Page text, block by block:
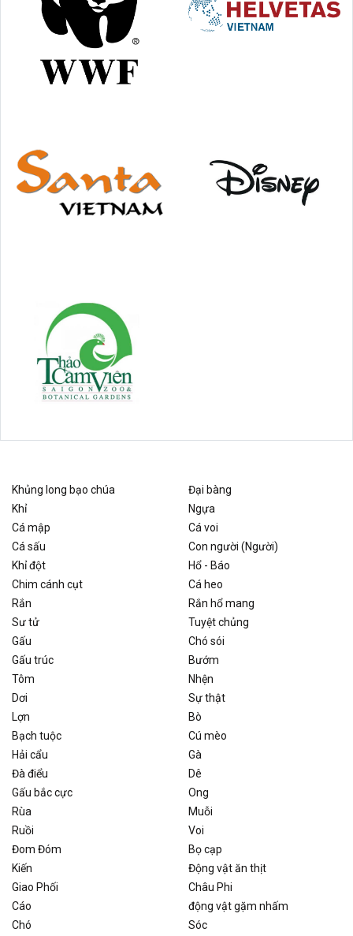
Khủng long bạo chúa
Đại bàng
Khỉ
Ngựa
Cá mập
Cá voi
Cá sấu
Con người (Người)
Khỉ đột
Hổ - Báo
Chim cánh cụt
Cá heo
Rắn
Rắn hổ mang
Sư tử
Tuyệt chủng
Gấu
Chó sói
Gấu trúc
Bướm
Tôm
Nhện
Dơi
Sự thật
Lợn
Bò
Bạch tuộc
Cú mèo
Hải cẩu
Gà
Đà điểu
Dê
Gấu bắc cực
Ong
Rùa
Muỗi
Ruồi
Voi
Đom Đóm
Bọ cạp
Kiến
Động vật ăn thịt
Giao Phối
Châu Phi
Cáo
động vật gặm nhấm
Chó
Sóc